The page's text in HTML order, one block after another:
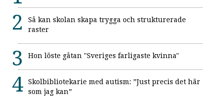
Så kan skolan skapa trygga och strukturerade
raster
Hon löste gåtan "Sveriges farligaste kvinna"
Skolbibliotekarie med autism: ”Just precis det här
som jag kan”